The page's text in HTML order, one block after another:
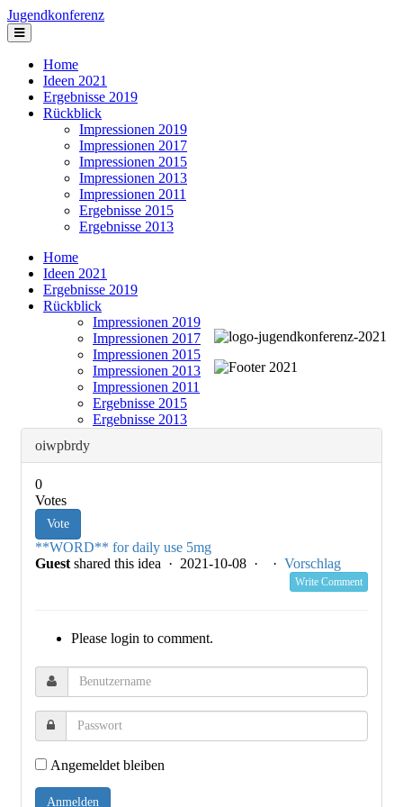
Jugendkonferenz
Home
Ideen 2021
Ergebnisse 2019
Rückblick
Impressionen 2019
Impressionen 2017
Impressionen 2015
Impressionen 2013
Impressionen 2011
Ergebnisse 2015
Ergebnisse 2013
Home
Ideen 2021
Ergebnisse 2019
Rückblick
Impressionen 2019
Impressionen 2017
Impressionen 2015
Impressionen 2013
Impressionen 2011
Ergebnisse 2015
Ergebnisse 2013
oiwpbrdy
0
Votes
Vote
**WORD** for daily use 5mg
Guest shared this idea · 2021-10-08 · · Vorschlag
Write Comment
Please login to comment.
Angemeldet bleiben